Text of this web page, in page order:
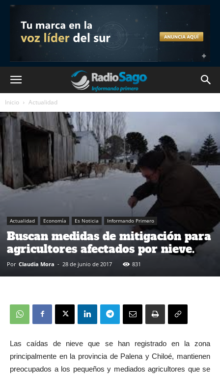
Inicio Actualidad
Actualidad Economía Es Noticia Informando Primero
Buscan medidas de mitigación para
agricultores afectados por nieve.
Por Claudia Mora - 28 de junio de 2017 831
Las caídas de nieve que se han registrado en la zona
principalmente en la provincia de Palena y Chiloé, mantienen
preocupados a los pequeños y mediados agricultores que se